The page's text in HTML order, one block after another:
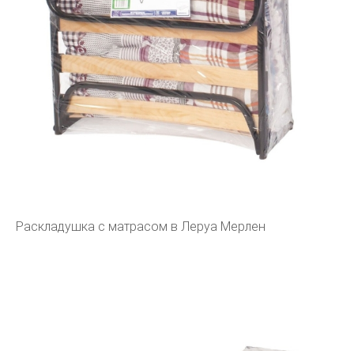
Раскладушка с матрасом в Леруа Мерлен